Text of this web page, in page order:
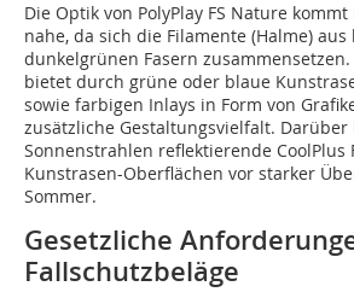
Die Optik von PolyPlay FS Nature
nahe, da sich die Filamente (Halme)
dunkelgrünen Fasern zusammensetzen.
bietet durch grüne oder blaue
sowie farbigen Inlays in Form von
zusätzliche Gestaltungsvielfalt.
Sonnenstrahlen reflektierende CoolPlus
Kunstrasen-Oberflächen vor starker
Sommer.
Gesetzliche
Fallschutzbeläge